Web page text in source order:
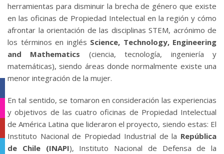
herramientas para disminuir la brecha de género que existe
en las oficinas de Propiedad Intelectual en la región y cómo
afrontar la orientación de las disciplinas STEM, acrónimo de
los términos en inglés Science, Technology, Engineering
and Mathematics (ciencia, tecnología, ingeniería y
matemáticas), siendo áreas donde normalmente existe una
menor integración de la mujer.
En tal sentido, se tomaron en consideración las experiencias
y objetivos de las cuatro oficinas de Propiedad Intelectual
de América Latina que lideraron el proyecto, siendo estas: El
Instituto Nacional de Propiedad Industrial de la República
de Chile (INAPI), Instituto Nacional de Defensa de la
Instagram
YouTube
Telegram